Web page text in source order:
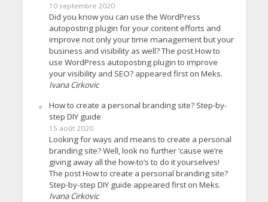
10 septembre 2020
Did you know you can use the WordPress
autoposting plugin for your content efforts and
improve not only your time management but your
business and visibility as well? The post How to
use WordPress autoposting plugin to improve
your visibility and SEO? appeared first on Meks.
Ivana Cirkovic
How to create a personal branding site? Step-by-
step DIY guide
15 août 2020
Looking for ways and means to create a personal
branding site? Well, look no further ’cause we’re
giving away all the how-to’s to do it yourselves!
The post How to create a personal branding site?
Step-by-step DIY guide appeared first on Meks.
Ivana Cirkovic